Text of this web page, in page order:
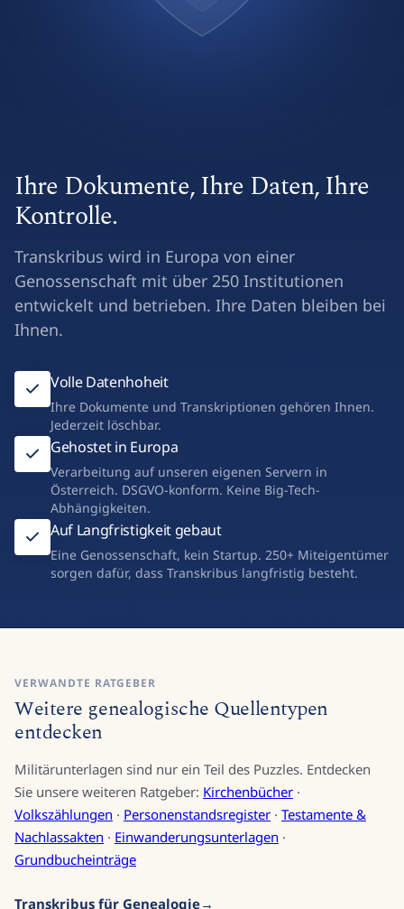
Ihre Dokumente, Ihre Daten, Ihre
Kontrolle.
Transkribus wird in Europa von einer
Genossenschaft mit über 250 Institutionen
entwickelt und betrieben. Ihre Daten bleiben bei
Ihnen.
Volle Datenhoheit
Ihre Dokumente und Transkriptionen gehören Ihnen.
Jederzeit löschbar.
Gehostet in Europa
Verarbeitung auf unseren eigenen Servern in
Österreich. DSGVO-konform. Keine Big-Tech-
Abhängigkeiten.
Auf Langfristigkeit gebaut
Eine Genossenschaft, kein Startup. 250+ Miteigentümer
sorgen dafür, dass Transkribus langfristig besteht.
VERWANDTE RATGEBER
Weitere genealogische Quellentypen
entdecken
Militärunterlagen sind nur ein Teil des Puzzles. Entdecken
Sie unsere weiteren Ratgeber: Kirchenbücher ·
Volkszählungen · Personenstandsregister · Testamente &
Nachlassakten · Einwanderungsunterlagen ·
Grundbucheinträge
Transkribus für Genealogie